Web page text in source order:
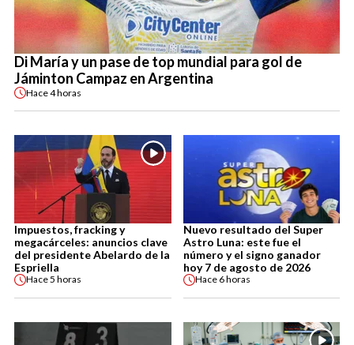
Di María y un pase de top mundial para gol de
Jáminton Campaz en Argentina
Hace4 horas
Impuestos, fracking y
megacárceles: anuncios clave
del presidente Abelardo de la
Espriella
Hace5 horas
Nuevo resultado del Super
Astro Luna: este fue el
número y el signo ganador
hoy 7 de agosto de 2026
Hace 6 horas